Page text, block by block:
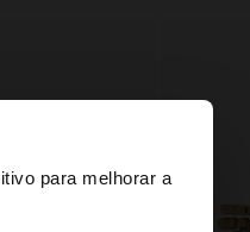
para melhorar a